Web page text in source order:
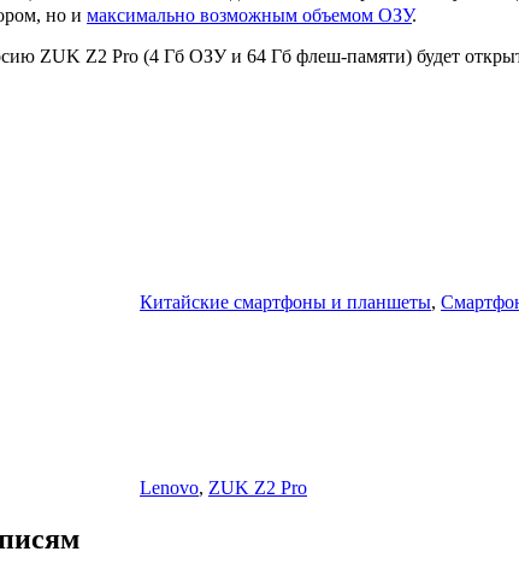
но и максимально возможным объемом ОЗУ.
ZUK Z2 Pro (4 Гб ОЗУ и 64 Гб флеш-памяти) будет открыт
Китайские смартфоны и планшеты,
Lenovo, ZUK Z2 Pro